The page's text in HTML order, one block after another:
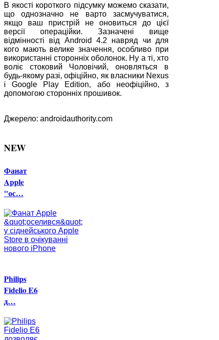
В якості короткого підсумку можемо сказати,
що однозначно не варто засмучуватися,
якщо ваш пристрій не оновиться до цієї
версії операційки. Зазначені вище
відмінності від Android 4.2 навряд чи для
кого мають велике значення, особливо при
використанні сторонніх оболонок. Ну а ті, хто
воліє стоковий Чоловічий, оновляться в
будь-якому разі, офіційно, як власники Nexus
і Google Play Edition, або неофіційно, з
допомогою сторонніх прошивок.
Джерело: androidauthority.com
NEW
Фанат
Apple
"ос…
Philips
Fidelio E6
д…